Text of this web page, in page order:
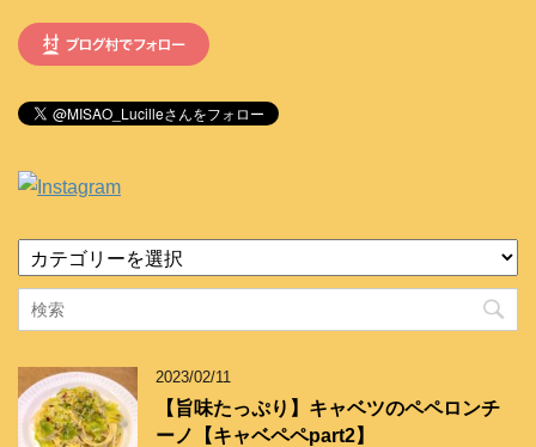
テ
ゴ
リ
2023/02/11
【旨味たっぷり】キャベツのペペロンチ
ーノ【キャベペペpart2】